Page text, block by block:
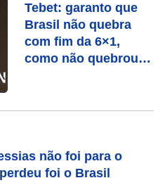
Tebet: garanto que
Brasil não quebra
com fim da 6×1,
como não quebrou
não foi para o
foi o Brasil